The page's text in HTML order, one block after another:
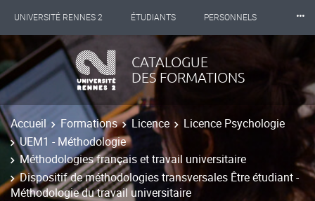
UNIVERSITÉ RENNES 2 ÉTUDIANTS PERSONNELS
INTERNATIONAL PROFESSIONNELS
LES NOUVELLES DE RENNES 2
⸱⸱⸱
CATALOGUE
DES FORMATIONS
Accueil Formations Licence
Licence Psychologie
UEM1 - Méthodologie
Méthodologies français et travail universitaire
Dispositif de méthodologies transversales Être étudiant -
Méthodologie du travail universitaire